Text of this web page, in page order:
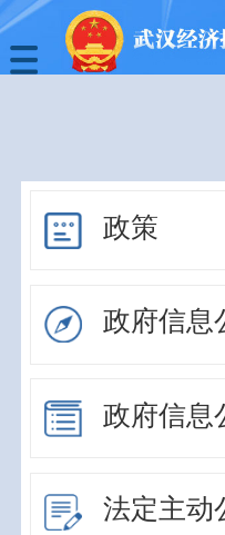
政策
政府信息
政府信息
法定主动